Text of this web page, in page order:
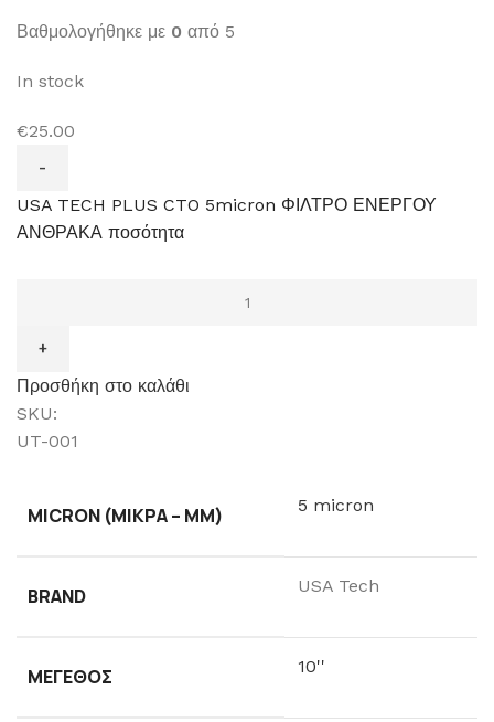
Βαθμολογήθηκε με 0 από 5
In stock
€25.00
USA TECH PLUS CTO 5micron ΦΙΛΤΡΟ ΕΝΕΡΓΟΥ
ΑΝΘΡΑΚΑ ποσότητα
Προσθήκη στο καλάθι
SKU:
UT-001
MICRON (ΜΙΚΡΆ – ΜM) 5 micron
BRAND USA Tech
ΜΈΓΕΘΟΣ 10''